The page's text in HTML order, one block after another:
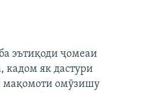
эътиқоди ҷомеаи
кадом як дастури
мақомоти омӯзишу